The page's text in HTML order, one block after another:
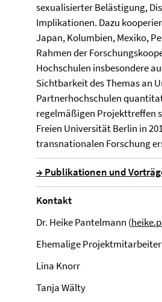
sexualisierter Belästigung,
Implikationen. Dazu
Japan, Kolumbien, Mexiko,
Rahmen der
Hochschulen insbesondere
Sichtbarkeit des Themas an
Partnerhochschulen
regelmäßigen Projekttreffen
Freien Universität Berlin in
transnationalen Forschung
→ Publikationen und
Kontakt
Dr. Heike Pantelmann (
Ehemalige
Lina Knorr
Tanja Wälty